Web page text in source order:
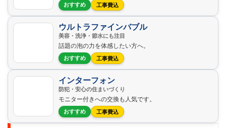
おすすめ 工事費込
ウルトラファインバブル
美容・洗浄・節水にも注目
話題の泡の力を体感したい方へ。
おすすめ 工事費込
インターフォン
防犯・安心の住まいづくり
モニター付きへの交換も人気です。
おすすめ 工事費込